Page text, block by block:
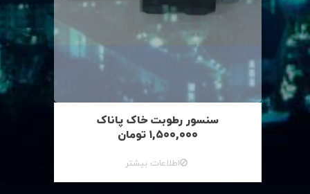
سنسور رطوبت خاک پاناک
۱,۵۰۰,۰۰۰ تومان
اطلاعات بیشتر